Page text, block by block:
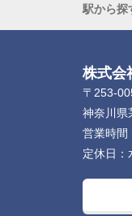
駅から探
株式会
〒253-
神奈川県
営業時間
定休日：